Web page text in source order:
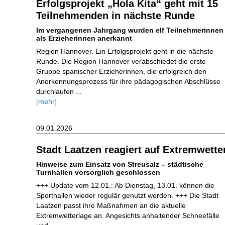
Erfolgsprojekt „Hola Kita“ geht mit 15
Teilnehmenden in nächste Runde
Im vergangenen Jahrgang wurden elf Teilnehmerinnen
als Erzieherinnen anerkannt
Region Hannover. Ein Erfolgsprojekt geht in die nächste
Runde. Die Region Hannover verabschiedet die erste
Gruppe spanischer Erzieherinnen, die erfolgreich den
Anerkennungsprozess für ihre pädagogischen Abschlüsse
durchlaufen ...
[mehr]
Stadt Laatzen reagiert auf
Hinweise zum Einsatz von Streusalz – städtische
Turnhallen vorsorglich geschlossen
+++ Update vom 12.01.: Ab Dienstag, 13.01. können die
Sporthallen wieder regulär genutzt werden. +++ Die Stadt
Laatzen passt ihre Maßnahmen an die aktuelle
Extremwetterlage an. Angesichts anhaltender Schneefälle
09.01.2026